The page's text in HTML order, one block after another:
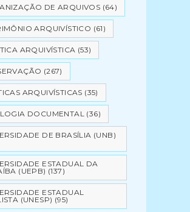
DE ARQUIVOS (64)
ARQUIVÍSTICO (61)
ARQUIVÍSTICA (53)
(267)
ARQUIVÍSTICAS (35)
DOCUMENTAL (36)
DE BRASÍLIA (UNB)
ESTADUAL DA
(UEPB) (137)
ESTADUAL
(UNESP) (95)